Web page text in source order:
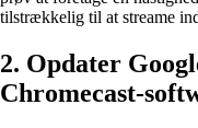
tilstrækkelig til at streame
2. Opdater
Chromecast-